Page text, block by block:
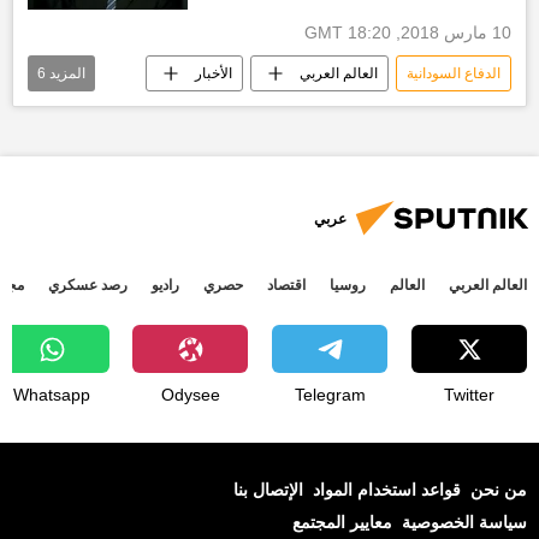
10 مارس 2018, 18:20 GMT
الدفاع السودانية العالم العربي الأخبار
أخبار إثيوبيا وزير الخارجية المصري
أخبار السودان اليوم
المزيد 6
عربي
العالم العربي العالم روسيا اقتصاد حصري راديو رصد عسكري
Twitter
Telegram
Odysee
Whatsapp
من نحن قواعد استخدام المواد
الإتصال بنا
سياسة الخصوصية
معايير المجتمع